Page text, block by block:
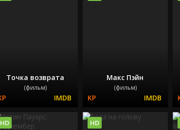
Точка возврата
(фильм)
Макс Пэйн
(фильм)
HD HD